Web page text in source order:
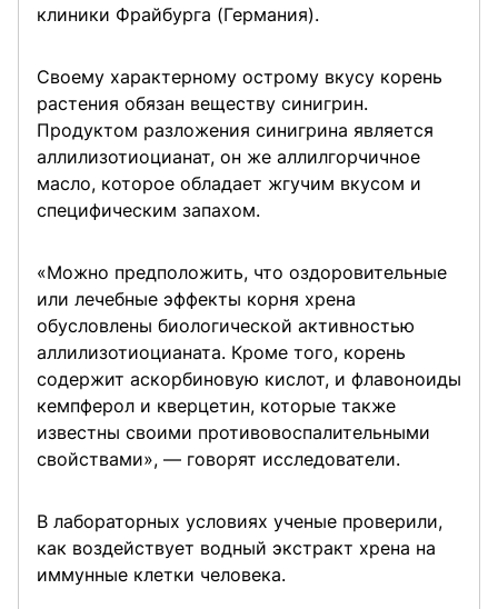
клиники Фрайбурга (Германия).
Своему характерному острому вкусу корень
растения обязан веществу синигрин.
Продуктом разложения синигрина является
аллилизотиоцианат, он же аллилгорчичное
масло, которое обладает жгучим вкусом и
специфическим запахом.
«Можно предположить, что оздоровительные
или лечебные эффекты корня хрена
обусловлены биологической активностью
аллилизотиоцианата. Кроме того, корень
содержит аскорбиновую кислот, и флавоноиды
кемпферол и кверцетин, которые также
известны своими противовоспалительными
свойствами», — говорят исследователи.
В лабораторных условиях ученые проверили,
как воздействует водный экстракт хрена на
иммунные клетки человека.